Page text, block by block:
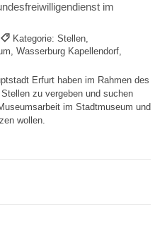
im
Kategorie: Stellen,
Wasserburg Kapellendorf,
Erfurt haben im Rahmen des
zu vergeben und suchen
im Stadtmuseum und
wollen.